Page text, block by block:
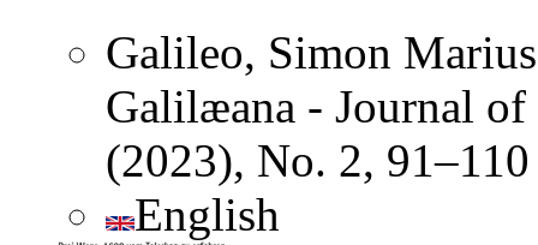
Galileo, Simon
Galilæana - Journal of
(2023), No. 2, 91–110
English